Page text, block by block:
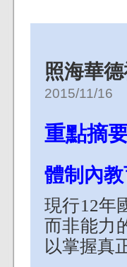
照海華
2015/11/16
重點摘
體制內
現行12年
而非能力
以掌握真